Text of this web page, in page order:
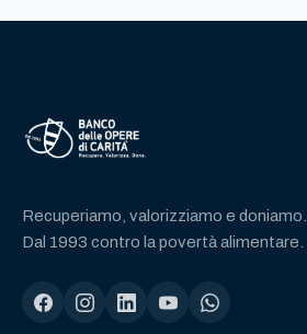
Recuperiamo, valorizziamo e doniamo.
Dal 1993 contro la povertà alimentare.